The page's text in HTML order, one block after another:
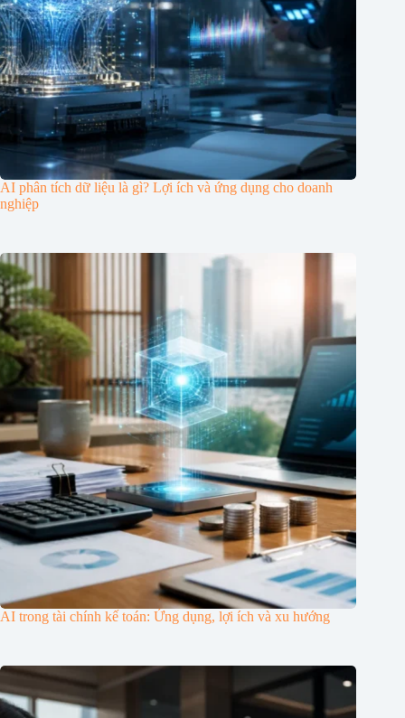
AI phân tích dữ liệu là gì? Lợi ích và ứng dụng cho doanh
nghiệp
AI trong tài chính kế toán: Ứng dụng, lợi ích và xu hướng